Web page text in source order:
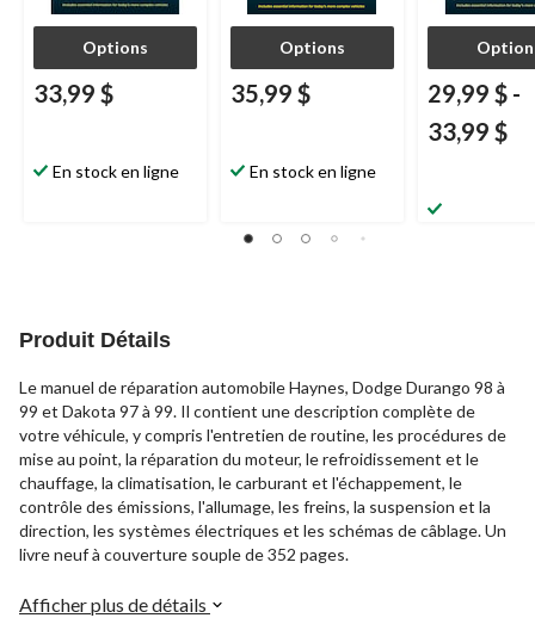
Options
33,99 $
En stock en ligne
Options
35,99 $
En stock en ligne
29,99 $ -
33,99 $
Produit Détails
Le manuel de réparation automobile Haynes, Dodge Durango 98 à
99 et Dakota 97 à 99. Il contient une description complète de
votre véhicule, y compris l'entretien de routine, les procédures de
mise au point, la réparation du moteur, le refroidissement et le
chauffage, la climatisation, le carburant et l'échappement, le
contrôle des émissions, l'allumage, les freins, la suspension et la
direction, les systèmes électriques et les schémas de câblage. Un
livre neuf à couverture souple de 352 pages.
Afficher plus de détails